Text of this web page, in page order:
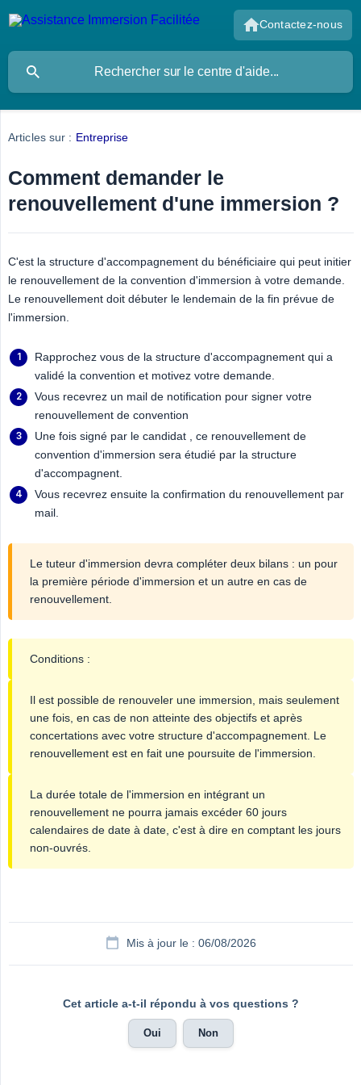
Contactez-nous
Articles sur : Entreprise
Comment demander le
renouvellement d'une immersion ?
C'est la structure d'accompagnement du bénéficiaire qui peut initier
le renouvellement de la convention d'immersion à votre demande.
Le renouvellement doit débuter le lendemain de la fin prévue de
l'immersion.
Rapprochez vous de la structure d'accompagnement qui a
validé la convention et motivez votre demande.
Vous recevrez un mail de notification pour signer votre
renouvellement de convention
Une fois signé par le candidat , ce renouvellement de
convention d'immersion sera étudié par la structure
d'accompagnent.
Vous recevrez ensuite la confirmation du renouvellement par
mail.
Le tuteur d'immersion devra compléter deux bilans : un pour
la première période d'immersion et un autre en cas de
renouvellement.
Conditions :
Il est possible de renouveler une immersion, mais seulement
une fois, en cas de non atteinte des objectifs et après
concertations avec votre structure d'accompagnement. Le
renouvellement est en fait une poursuite de l'immersion.
La durée totale de l'immersion en intégrant un
renouvellement ne pourra jamais excéder 60 jours
calendaires de date à date, c'est à dire en comptant les jours
non-ouvrés.
Mis à jour le : 06/08/2026
Cet article a-t-il répondu à vos questions ?
Oui Non